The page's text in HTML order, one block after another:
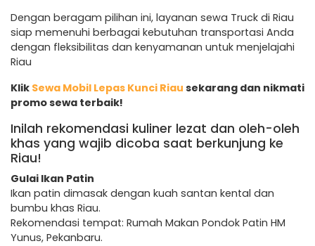
Dengan beragam pilihan ini, layanan sewa Truck di Riau
siap memenuhi berbagai kebutuhan transportasi Anda
dengan fleksibilitas dan kenyamanan untuk menjelajahi
Riau
Klik Sewa Mobil Lepas Kunci Riau sekarang dan nikmati
promo sewa terbaik!
Inilah rekomendasi kuliner lezat dan oleh-oleh
khas yang wajib dicoba saat berkunjung ke
Riau!
Gulai Ikan Patin
Ikan patin dimasak dengan kuah santan kental dan
bumbu khas Riau.
Rekomendasi tempat: Rumah Makan Pondok Patin HM
Yunus, Pekanbaru.